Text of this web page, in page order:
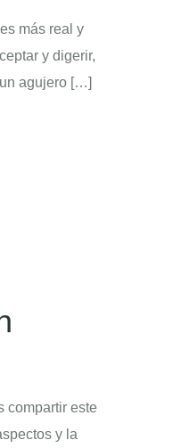
más real y
y digerir,
agujero […]
compartir este
y la